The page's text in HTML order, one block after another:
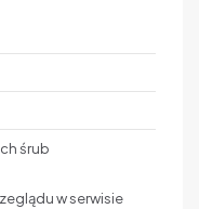
śrub
w serwisie